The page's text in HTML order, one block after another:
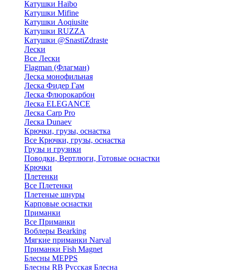
Катушки Haibo
Катушки Mifine
Катушки Aoqiusite
Катушки RUZZA
Катушки @SnastiZdraste
Лески
Все Лески
Flagman (Флагман)
Леска монофильная
Леска Фидер Гам
Леска Флюрокарбон
Леска ELEGANCE
Леска Carp Pro
Леска Dunaev
Крючки, грузы, оснастка
Все Крючки, грузы, оснастка
Грузы и грузики
Поводки, Вертлюги, Готовые оснастки
Крючки
Плетенки
Все Плетенки
Плетеные шнуры
Карповые оснастки
Приманки
Все Приманки
Воблеры Bearking
Мягкие приманки Narval
Приманки Fish Magnet
Блесны MEPPS
Блесны RB Русская Блесна